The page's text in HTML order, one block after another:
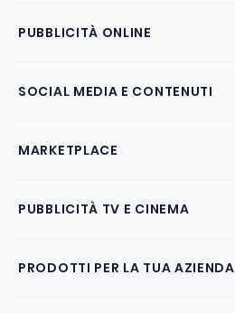
PUBBLICITÀ ONLINE
SOCIAL MEDIA E CONTENUTI
MARKETPLACE
PUBBLICITÀ TV E CINEMA
PRODOTTI PER LA TUA AZIENDA